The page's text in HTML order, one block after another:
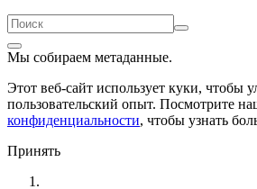
Мы собираем метаданные.
Этот веб-сайт использует куки, чтобы
пользовательский опыт. Посмотрите
конфиденциальности, чтобы узнать
Принять